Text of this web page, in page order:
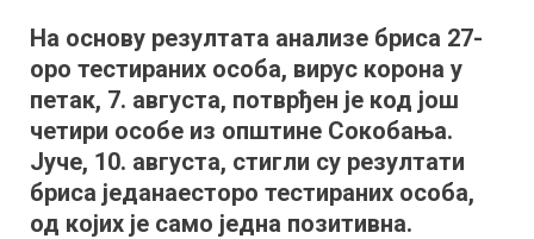
на
подручју
општине
На основу резултата анализе бриса 27-
оро тестираних особа, вирус корона у
петак, 7. августа, потврђен је код још
четири особе из општине Сокобања.
Јуче, 10. августа, стигли су резултати
бриса једанаесторо тестираних особа,
од којих је само једна позитивна.